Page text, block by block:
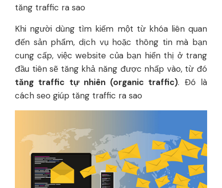
tăng traffic ra sao
Khi người dùng tìm kiếm một từ khóa liên quan
đến sản phẩm, dịch vụ hoặc thông tin mà bạn
cung cấp, việc website của bạn hiển thị ở trang
đầu tiên sẽ tăng khả năng được nhấp vào, từ đó
tăng traffic tự nhiên (organic traffic). Đó là
cách seo giúp tăng traffic ra sao